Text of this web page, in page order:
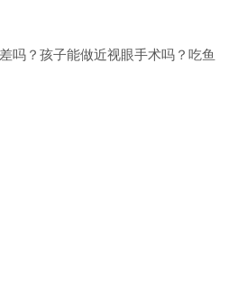
吗？孩子能做近视眼手术吗？吃鱼